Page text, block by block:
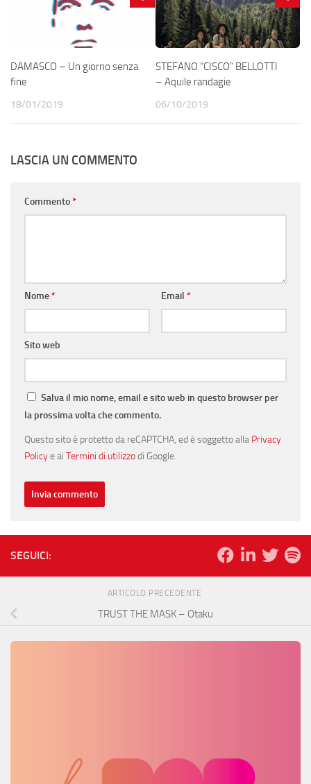
DAMASCO – Un giorno senza
fine
18/01/2019
STEFANO “CISCO” BELLOTTI
– Aquile randagie
06/10/2019
LASCIA UN COMMENTO
Commento*
Nome* Email *
Sito web
Salva il mio nome, email e sito web in questo browser per
la prossima volta che commento.
Questo sito è protetto da reCAPTCHA, ed è soggetto alla Privacy
Policye ai Termini di utilizzodi Google.
SEGUICI:
ARTICOLO PRECEDENTE
TRUST THE MASK – Otaku